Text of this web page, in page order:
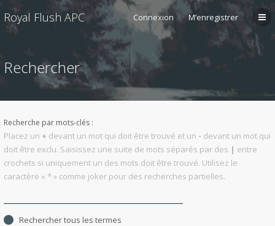
Royal Flush APC Connexion M’enregistrer
Rechercher
Recherche par mots-clés :
Placez un + devant un mot qui doit être trouvé et un - devant un mot qui
doit être exclu. Saisissez une suite de mots séparés par des | entre
crochets si uniquement un des mots doit être trouvé. Utilisez le
caractère « * » comme joker pour des recherches partielles.
Rechercher tous les termes